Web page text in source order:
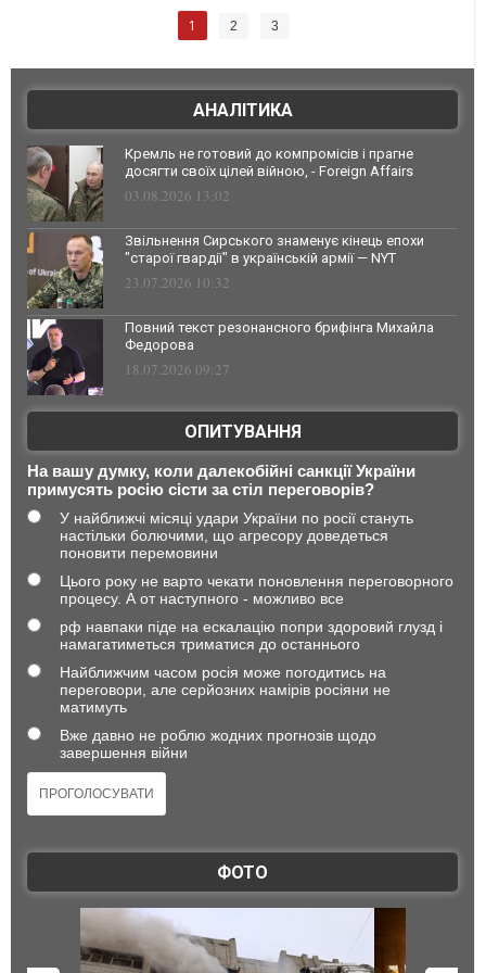
1 2 3
АНАЛІТИКА
Кремль не готовий до компромісів і прагне
досягти своїх цілей війною, - Foreign Affairs
03.08.2026 13:02
Звільнення Сирського знаменує кінець епохи
"старої гвардії" в українській армії — NYT
23.07.2026 10:32
Повний текст резонансного брифінга Михайла
Федорова
18.07.2026 09:27
ОПИТУВАННЯ
На вашу думку, коли далекобійні санкції України
примусять росію сісти за стіл переговорів?
У найближчі місяці удари України по росії стануть
настільки болючими, що агресору доведеться
поновити перемовини
Цього року не варто чекати поновлення переговорного
процесу. А от наступного - можливо все
рф навпаки піде на ескалацію попри здоровий глузд і
намагатиметься триматися до останнього
Найближчим часом росія може погодитись на
переговори, але серйозних намірів росіяни не
матимуть
Вже давно не роблю жодних прогнозів щодо
завершення війни
ФОТО